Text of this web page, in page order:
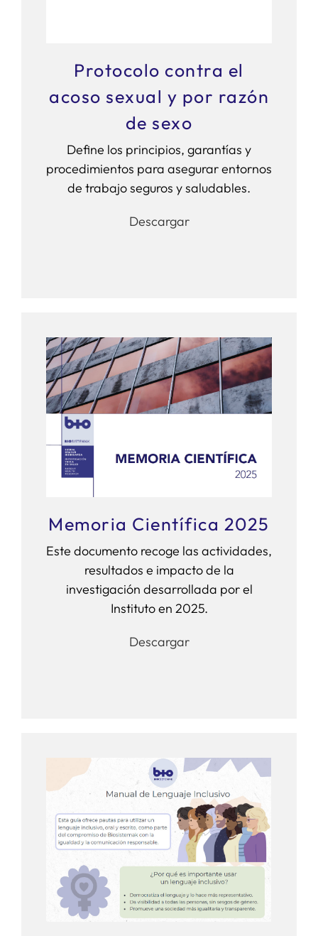
Protocolo contra el
acoso sexual y por razón
de sexo
Define los principios, garantías y
procedimientos para asegurar entornos
de trabajo seguros y saludables.
Descargar
Memoria Científica 2025
Este documento recoge las actividades,
resultados e impacto de la
investigación desarrollada por el
Instituto en 2025.
Descargar